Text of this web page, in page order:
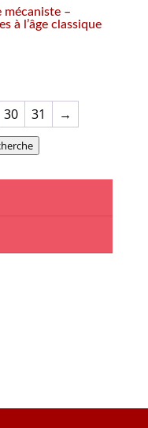
–
à l’âge classique
30 31
→